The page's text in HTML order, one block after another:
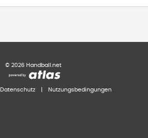
© 2026 Handball.net
Datenschutz Nutzungsbedingungen